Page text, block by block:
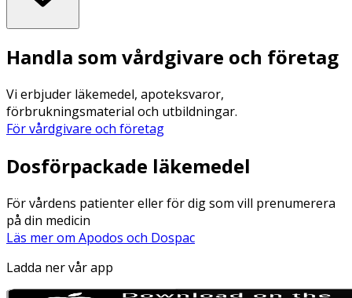
Handla som vårdgivare och företag
Vi erbjuder läkemedel, apoteksvaror,
förbrukningsmaterial och utbildningar.
För vårdgivare och företag
Dosförpackade läkemedel
För vårdens patienter eller för dig som vill prenumerera
på din medicin
Läs mer om Apodos och Dospac
Ladda ner vår app